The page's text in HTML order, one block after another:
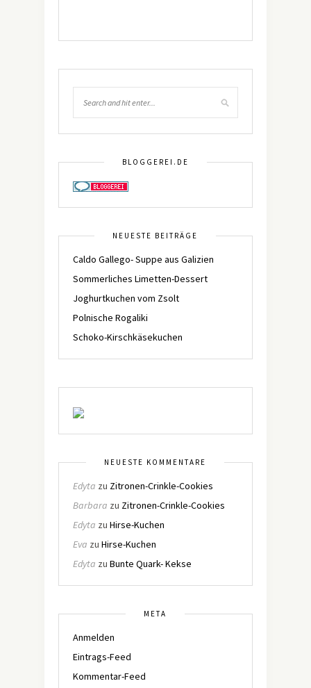
BLOGGEREI.DE
NEUESTE BEITRÄGE
Caldo Gallego- Suppe aus Galizien
Sommerliches Limetten-Dessert
Joghurtkuchen vom Zsolt
Polnische Rogaliki
Schoko-Kirschkäsekuchen
NEUESTE KOMMENTARE
Edyta zu Zitronen-Crinkle-Cookies
Barbara zu Zitronen-Crinkle-Cookies
Edyta zu Hirse-Kuchen
Eva zu Hirse-Kuchen
Edyta zu Bunte Quark- Kekse
META
Anmelden
Eintrags-Feed
Kommentar-Feed